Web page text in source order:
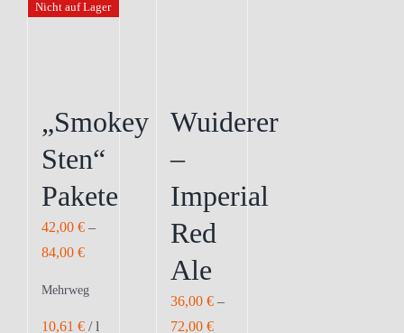
gewählt
werden
gewählt
Nicht auf Lager
„Smokey
Sten“
Pakete
42,00 € –
84,00 €
Mehrweg
10,61 € /l
Wuiderer
–
Imperial
Red
Ale
36,00 €–
72,00 €